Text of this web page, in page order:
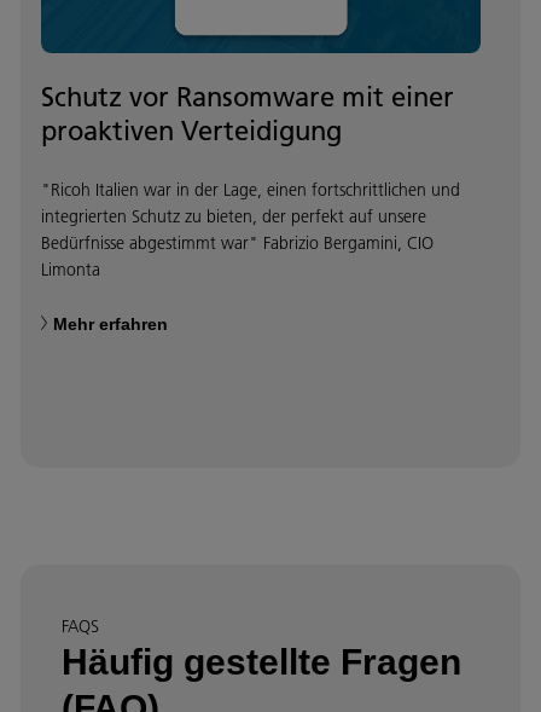
Schutz vor Ransomware mit einer
proaktiven Verteidigung
"Ricoh Italien war in der Lage, einen fortschrittlichen und
integrierten Schutz zu bieten, der perfekt auf unsere
Bedürfnisse abgestimmt war" Fabrizio Bergamini, CIO
Limonta
Mehr erfahren
FAQS
Häufig gestellte Fragen